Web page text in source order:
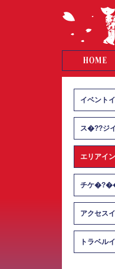
イベント
ス�??ジ
エリアイ
チケ
アクセス
トラベル